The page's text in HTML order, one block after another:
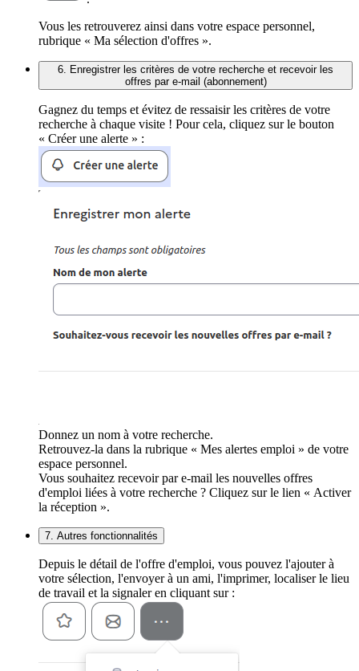
Vous les retrouverez ainsi dans votre espace personnel,
rubrique « Ma sélection d'offres ».
6. Enregistrer les critères de votre recherche et recevoir les
offres par e-mail (abonnement)
Gagnez du temps et évitez de ressaisir les critères de votre
recherche à chaque visite ! Pour cela, cliquez sur le bouton
« Créer une alerte » :
Donnez un nom à votre recherche.
Retrouvez-la dans la rubrique « Mes alertes emploi » de votre
espace personnel.
Vous souhaitez recevoir par e-mail les nouvelles offres
d'emploi liées à votre recherche ? Cliquez sur le lien « Activer
la réception ».
7. Autres fonctionnalités
Depuis le détail de l'offre d'emploi, vous pouvez l'ajouter à
votre sélection, l'envoyer à un ami, l'imprimer, localiser le lieu
de travail et la signaler en cliquant sur :